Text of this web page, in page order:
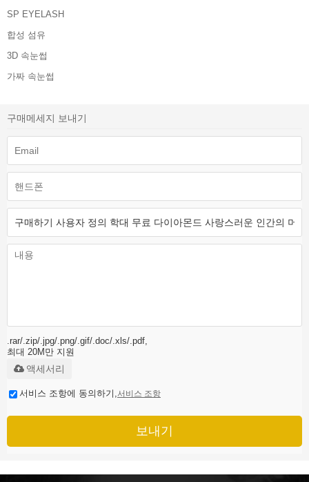
SP EYELASH
합성 섬유
3D 속눈썹
가짜 속눈썹
구매메세지 보내기
.rar/.zip/.jpg/.png/.gif/.doc/.xls/.pdf,
최대 20M만 지원
액세서리
서비스 조항에 동의하기,서비스 조항
보내기